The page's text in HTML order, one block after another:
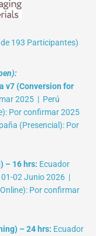
193 Participantes)
v7 (Conversion for
2025 | Perú
Por confirmar 2025
(Presencial): Por
– 16 hrs: Ecuador
02 Junio 2026 |
Por confirmar
– 24 hrs: Ecuador